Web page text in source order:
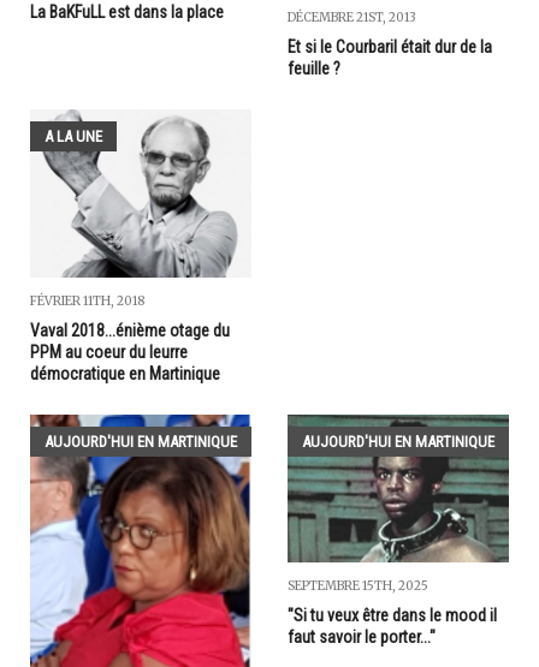
La BaKFuLL est dans la place DÉCEMBRE 21ST, 2013
Et si le Courbaril était dur de la
feuille ?
A LA UNE
FÉVRIER 11TH, 2018
Vaval 2018...énième otage du
PPM au coeur du leurre
démocratique en Martinique
AUJOURD'HUI EN MARTINIQUE AUJOURD'HUI EN MARTINIQUE
SEPTEMBRE 15TH, 2025
"Si tu veux être dans le mood il
faut savoir le porter..."